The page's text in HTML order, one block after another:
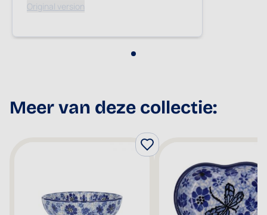
Original version
Meer van deze collectie: